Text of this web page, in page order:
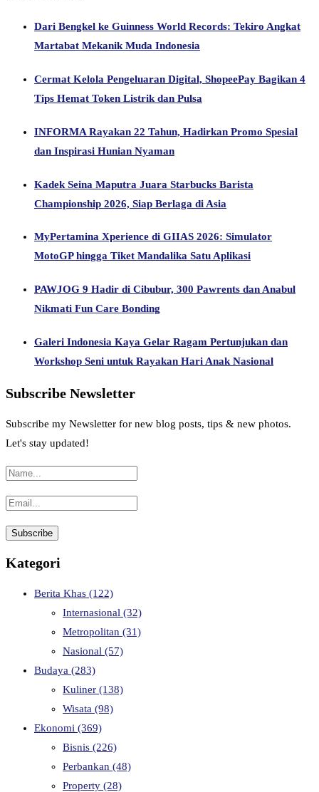
Dari Bengkel ke Guinness World Records: Tekiro Angkat
Martabat Mekanik Muda Indonesia
Cermat Kelola Pengeluaran Digital, ShopeePay Bagikan 4
Tips Hemat Token Listrik dan Pulsa
INFORMA Rayakan 22 Tahun, Hadirkan Promo Spesial
dan Inspirasi Hunian Nyaman
Kadek Seina Maputra Juara Starbucks Barista
Championship 2026, Siap Berlaga di Asia
MyPertamina Xperience di GIIAS 2026: Simulator
MotoGP hingga Tiket Mandalika Satu Aplikasi
PAWJOG 9 Hadir di Cibubur, 300 Pawrents dan Anabul
Nikmati Fun Care Bonding
Galeri Indonesia Kaya Gelar Ragam Pertunjukan dan
Workshop Seni untuk Rayakan Hari Anak Nasional
Subscribe Newsletter
Subscribe my Newsletter for new blog posts, tips & new photos.
Let's stay updated!
Kategori
Berita Khas (122)
Internasional (32)
Metropolitan (31)
Nasional (57)
Budaya (283)
Kuliner (138)
Wisata (98)
Ekonomi (369)
Bisnis (226)
Perbankan (48)
Property (28)